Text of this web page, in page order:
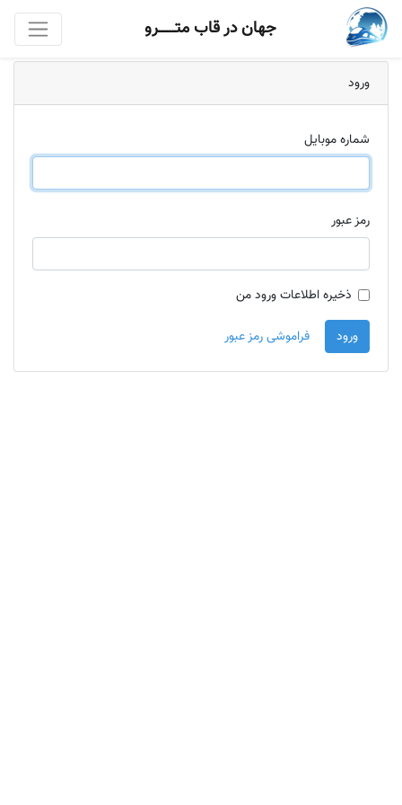
جهان در قاب متــــــرو
ورود
شماره موبایل
رمز عبور
ذخیره اطلاعات ورود من
ورود
فراموشی رمز عبور